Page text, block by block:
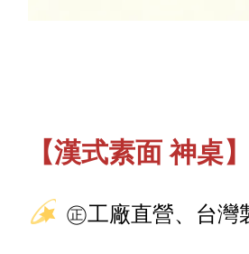
【漢式素面 神桌】
㊣工廠直營、台